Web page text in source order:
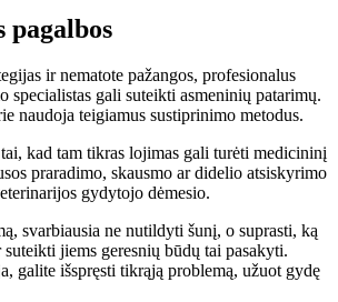
ir nematote pažangos, profesionalus
specialistas gali suteikti asmeninių patarimų.
naudoja teigiamus sustiprinimo metodus.
kad tam tikras lojimas gali turėti medicininį
praradimo, skausmo ar didelio atsiskyrimo
gydytojo dėmesio.
svarbiausia ne nutildyti šunį, o suprasti, ką
jiems geresnių būdų tai pasakyti.
galite išspręsti tikrąją problemą, užuot gydę